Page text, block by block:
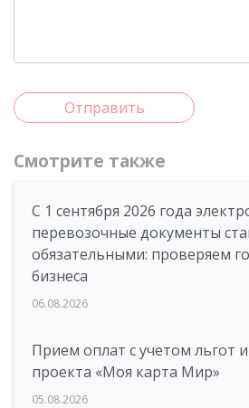
Отправить
Смотрите также
С 1 сентября 2026 года
перевозочные документы
обязательными: проверяем
бизнеса
06.08.2026
Прием оплат с учетом льгот
проекта «Моя карта Мир»
05.08.2026